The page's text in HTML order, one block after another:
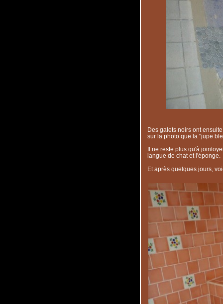
Des galets noirs ont
sur la photo que la "jupe
Il ne reste plus qu'à
langue de chat et l'éponge.
Et après quelques jours,